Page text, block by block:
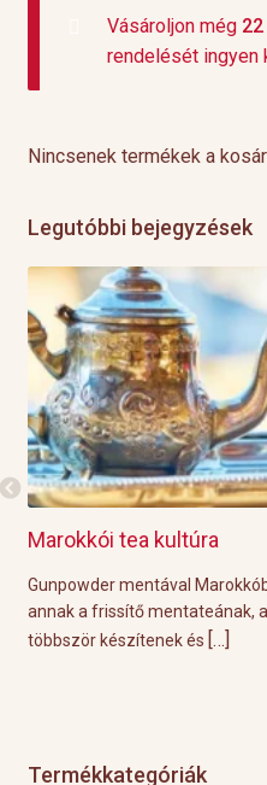
Vásároljon még
rendelését ingyen
Nincsenek termékek a
Legutóbbi bejegyzések
Marokkói tea kultúra
Gunpowder mentával
annak a frissítő mentateának,
többször készítenek és […]
Termékkategóriák